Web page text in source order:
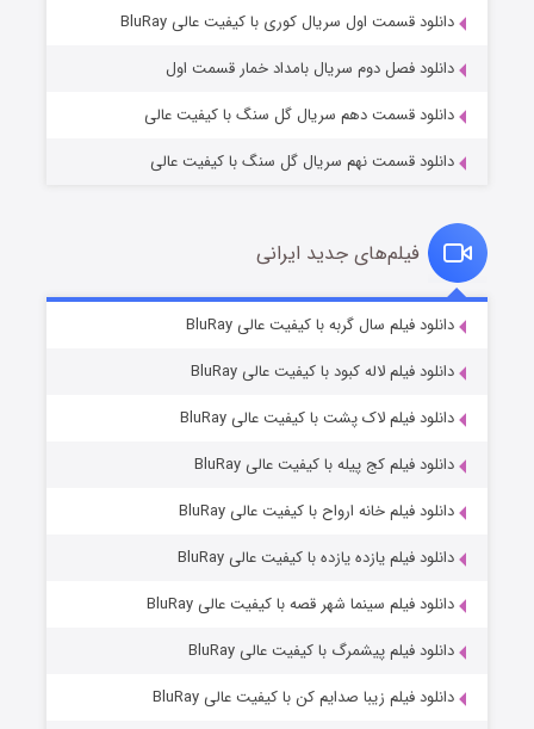
قسمت۱ (زیرنویس) منتشر شد
قسمت۶ (زیرنویس) منتشر شد
دانلود قسمت اول سریال کوری با کیفیت عالی BluRay
دانلود فصل دوم سریال بامداد خمار قسمت اول
دانلود قسمت دهم سریال گل سنگ با کیفیت عالی
دانلود قسمت نهم سریال گل سنگ با کیفیت عالی
فیلم‌های جدید ایرانی
دانلود فیلم سال گربه با کیفیت عالی BluRay
دانلود فیلم لاله کبود با کیفیت عالی BluRay
دانلود فیلم لاک پشت با کیفیت عالی BluRay
دانلود فیلم کج‌ پیله با کیفیت عالی BluRay
دانلود فیلم خانه ارواح با کیفیت عالی BluRay
دانلود فیلم یازده یازده با کیفیت عالی BluRay
دانلود فیلم سینما شهر قصه با کیفیت عالی BluRay
دانلود فیلم پیشمرگ با کیفیت عالی BluRay
دانلود فیلم زیبا صدایم کن با کیفیت عالی BluRay